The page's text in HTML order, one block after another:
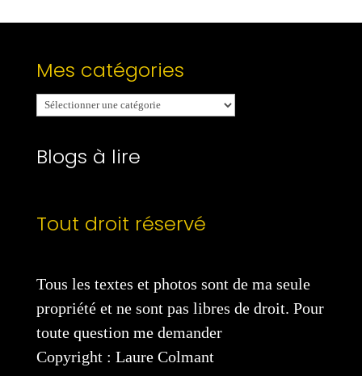
Mes catégories
Mes
catégories
Blogs à lire
Tout droit réservé
Tous les textes et photos sont de ma seule
propriété et ne sont pas libres de droit. Pour
toute question me demander
Copyright : Laure Colmant